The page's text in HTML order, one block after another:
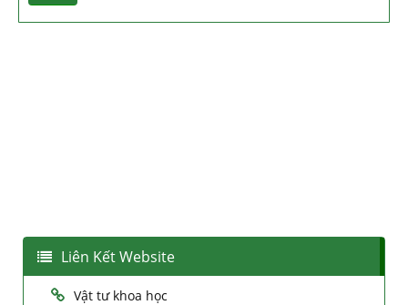
Liên Kết Website
Vật tư khoa học